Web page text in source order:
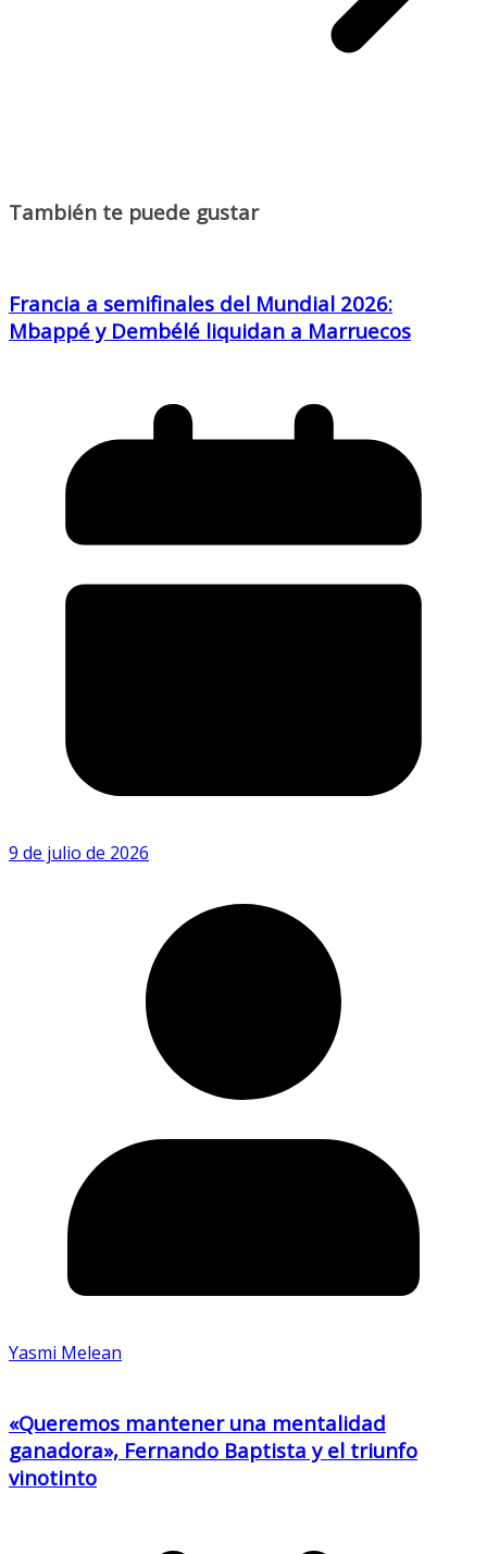
También te puede gustar
Francia a semifinales del Mundial 2026:
Mbappé y Dembélé liquidan a Marruecos
9 de julio de 2026
Yasmi Melean
«Queremos mantener una mentalidad
ganadora», Fernando Baptista y el triunfo
vinotinto